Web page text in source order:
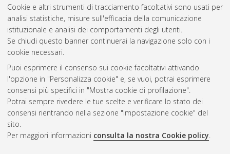
Cookie e altri strumenti di tracciamento facoltativi sono usati per
analisi statistiche, misure sull'efficacia della comunicazione
istituzionale e analisi dei comportamenti degli utenti.
Se chiudi questo banner continuerai la navigazione solo con i
cookie necessari.
Puoi esprimere il consenso sui cookie facoltativi attivando
l'opzione in "Personalizza cookie" e, se vuoi, potrai esprimere
consensi più specifici in "Mostra cookie di profilazione".
Potrai sempre rivedere le tue scelte e verificare lo stato dei
consensi rientrando nella sezione "Impostazione cookie" del
sito.
Per maggiori informazioni consulta la nostra Cookie policy.
Gestione del documento:
Atom
Rss 1.0
Rss 2.0
AMS Laurea